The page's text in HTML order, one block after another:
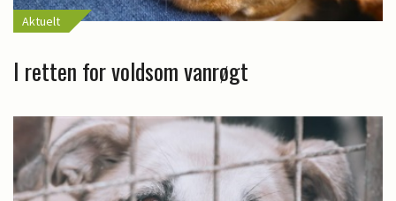
Aktuelt
I retten for voldsom vanrøgt